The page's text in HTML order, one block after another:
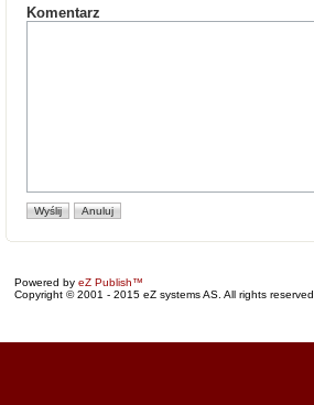
Komentarz
Powered by eZ Publish™
Copyright © 2001 - 2015 eZ systems AS. All rights reserved.